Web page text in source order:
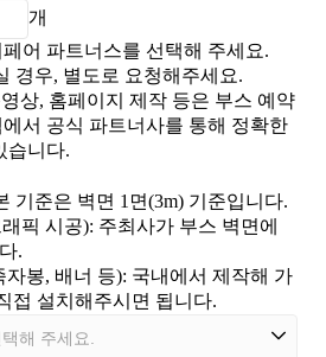
개
어 파트너스를 선택해 주세요.
경우, 별도로 요청해주세요.
상, 홈페이지 제작 등은 부스 예약
서 공식 파트너사를 통해 정확한
습니다.
기준은 벽면 1면(3m) 기준입니다.
픽 시공): 주최사가 부스 벽면에
.
자봉, 배너 등): 국내에서 제작해 가
접 설치해주시면 됩니다.